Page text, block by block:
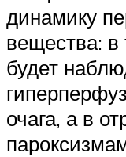
динамику
вещества: в
будет
очага, а в